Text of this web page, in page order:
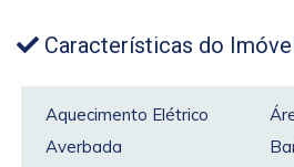
Características do
Aquecimento Elétrico
Averbada